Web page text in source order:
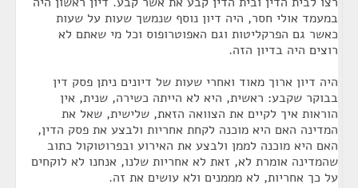
במעמד אולי חסר, היה דיון נוסף שנמשך שעות על שעות
כאשר גם הפרקליטות וגם האפוטרופוס וכל מי שאתם לא
רוצים היה בדיון הזה.
היה דיון ארוך מאוד ואחרי שעות של דיונים ניתן פסק דין
בבוקר שקבע: ראשית, היא לא הייתה כשירה, שנית, אין
הוראות איך לקיים את הצוואה הזאת, שלישית, שאל את
המדינה האם היא מוכנה לקחת אחריות ולבצע את פסק הדין,
האם היא מוכנה לממן ולבצע את האירוע ובפרוטוקול כתוב
שהמדינה אומרת לא, זאת לא אחריות שלנו, אנחנו לא לוקחים
על כך אחריות, לא מממנים ולא עושים את זה.